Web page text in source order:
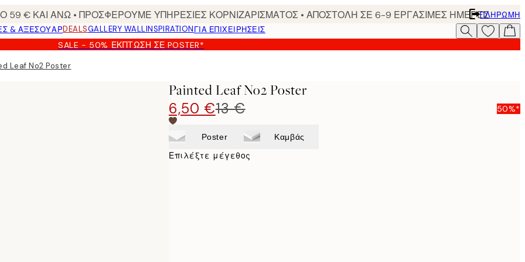
€ ΚΑΙ ΑΝΩ • ΠΡΟΣΦΕΡΟΥΜΕ ΥΠΗΡΕΣΙΕΣ ΚΟΡΝΙΖΑΡΙΣΜΑΤΟΣ • ΑΠΟΣΤΟΛΗ ΣΕ 6-9 ΕΡΓΑΣΙΜΕΣ ΗΜΕΡΕΣΠΛΗΡΩΜΉ
& ΑΞΕΣΟΥΆΡDEALSGALLERY WALLINSPIRATIONΓΙΑ ΕΠΙΧΕΙΡΗΣΕΙΣ
SALE - 50% ΈΚΠΤΩΣΗ ΣΕ POSTER*
Leaf No2 Poster
Painted Leaf No2 Poster
6,50 €13 € 50%*
Poster Καμβάς
Επιλέξτε μέγεθος